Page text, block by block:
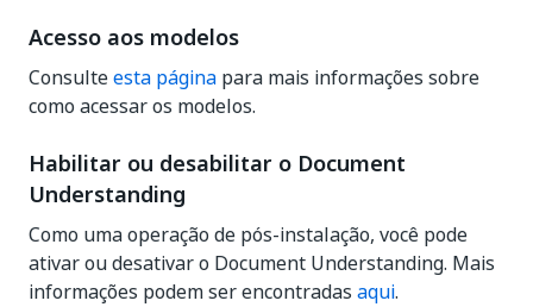
Acesso aos modelos
Consulteesta página para mais informações sobre
como acessar os modelos.
Habilitar ou desabilitar o Document
Understanding
Como uma operação de pós-instalação, você pode
ativar ou desativar o Document Understanding. Mais
informações podem ser encontradas aqui.